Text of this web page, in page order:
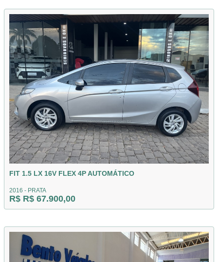
FIT 1.5 LX 16V FLEX 4P AUTOMÁTICO
2016 - PRATA
R$ R$ 67.900,00